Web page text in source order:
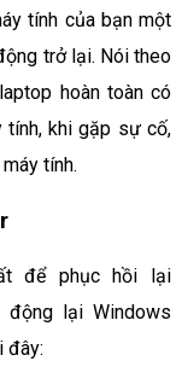
tính của bạn một
trở lại. Nói theo
hoàn toàn có
tính, khi gặp sự cố,
tính.
để phục hồi lại
động lại Windows
đây: